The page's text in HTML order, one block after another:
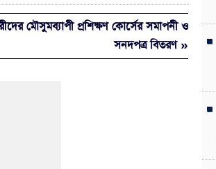
মৌসুমব্যাপী প্রশিক্ষণ কোর্সের সমাপনী ও
সনদপত্র বিতরণ »